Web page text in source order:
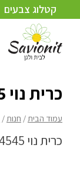
קטלוג צבעיםעמוד הבית/חנות/כריות
כרית נוי 45/45 קורדרוי קטיפה מנהטן – אפור כהה
עמוד הבית/ חנות/